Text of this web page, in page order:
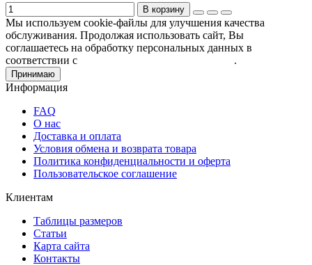
В корзину
Мы используем cookie-файлы для улучшения качества
обслуживания. Продолжая использовать сайт, Вы
соглашаетесь на обработку персональных данных в
соответствии с
.
Принимаю
Информация
FAQ
О нас
Доставка и оплата
Условия обмена и возврата товара
Политика конфиденциальности и оферта
Пользовательское соглашение
Клиентам
Таблицы размеров
Статьи
Карта сайта
Контакты